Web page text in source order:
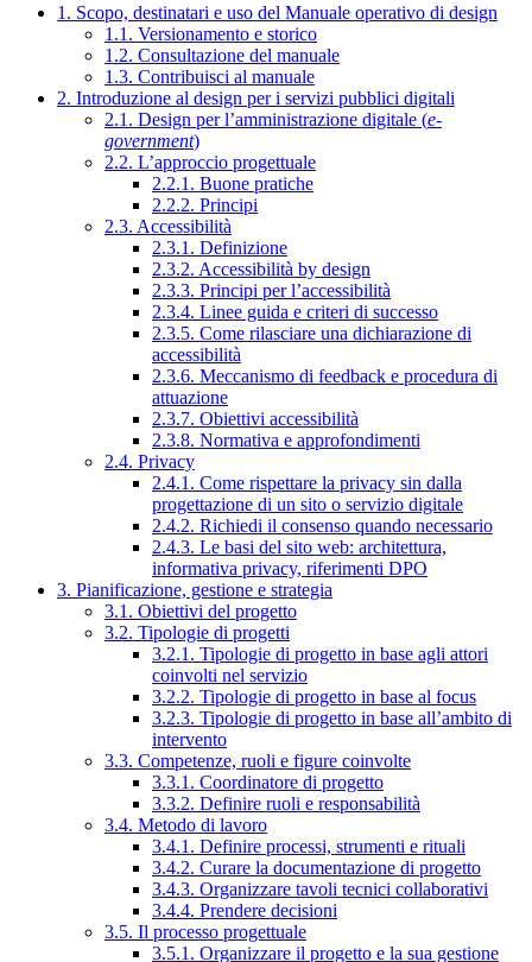
1. Scopo, destinatari e uso del Manuale operativo di design
1.1. Versionamento e storico
1.2. Consultazione del manuale
1.3. Contribuisci al manuale
2. Introduzione al design per i servizi pubblici digitali
2.1. Design per l’amministrazione digitale (e-
government)
2.2. L’approccio progettuale
2.2.1. Buone pratiche
2.2.2. Principi
2.3. Accessibilità
2.3.1. Definizione
2.3.2. Accessibilità by design
2.3.3. Principi per l’accessibilità
2.3.4. Linee guida e criteri di successo
2.3.5. Come rilasciare una dichiarazione di
accessibilità
2.3.6. Meccanismo di feedback e procedura di
attuazione
2.3.7. Obiettivi accessibilità
2.3.8. Normativa e approfondimenti
2.4. Privacy
2.4.1. Come rispettare la privacy sin dalla
progettazione di un sito o servizio digitale
2.4.2. Richiedi il consenso quando necessario
2.4.3. Le basi del sito web: architettura,
informativa privacy, riferimenti DPO
3. Pianificazione, gestione e strategia
3.1. Obiettivi del progetto
3.2. Tipologie di progetti
3.2.1. Tipologie di progetto in base agli attori
coinvolti nel servizio
3.2.2. Tipologie di progetto in base al focus
3.2.3. Tipologie di progetto in base all’ambito di
intervento
3.3. Competenze, ruoli e figure coinvolte
3.3.1. Coordinatore di progetto
3.3.2. Definire ruoli e responsabilità
3.4. Metodo di lavoro
3.4.1. Definire processi, strumenti e rituali
3.4.2. Curare la documentazione di progetto
3.4.3. Organizzare tavoli tecnici collaborativi
3.4.4. Prendere decisioni
3.5. Il processo progettuale
3.5.1. Organizzare il progetto e la sua gestione